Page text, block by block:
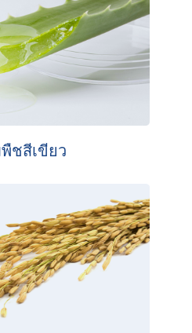
ชสีเขียว